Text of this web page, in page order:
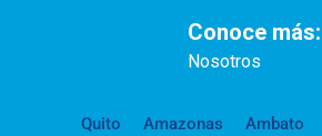
Conoce más:
Nosotros
Quito Amazonas Ambato